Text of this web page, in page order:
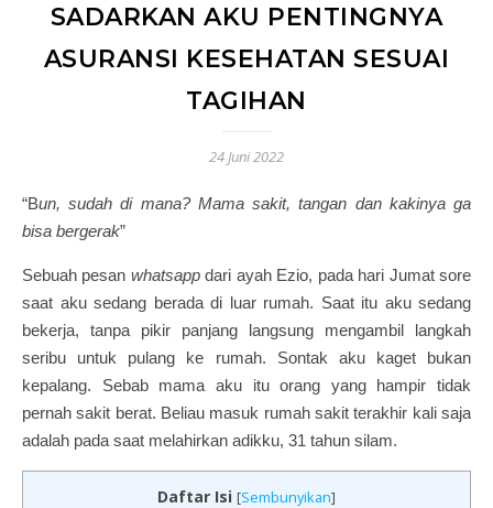
SADARKAN AKU PENTINGNYA
ASURANSI KESEHATAN SESUAI
TAGIHAN
24 Juni 2022
“Bun, sudah di mana? Mama sakit, tangan dan kakinya ga
bisa bergerak”
Sebuah pesan whatsappdari ayah Ezio, pada hari Jumat sore
saat aku sedang berada di luar rumah. Saat itu aku sedang
bekerja, tanpa pikir panjang langsung mengambil langkah
seribu untuk pulang ke rumah. Sontak aku kaget bukan
kepalang. Sebab mama aku itu orang yang hampir tidak
pernah sakit berat. Beliau masuk rumah sakit terakhir kali saja
adalah pada saat melahirkan adikku, 31 tahun silam.
Daftar Isi [Sembunyikan]